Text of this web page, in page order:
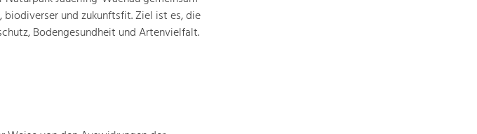
und zukunftsfit. Ziel ist es, die
Bodengesundheit und Artenvielfalt.